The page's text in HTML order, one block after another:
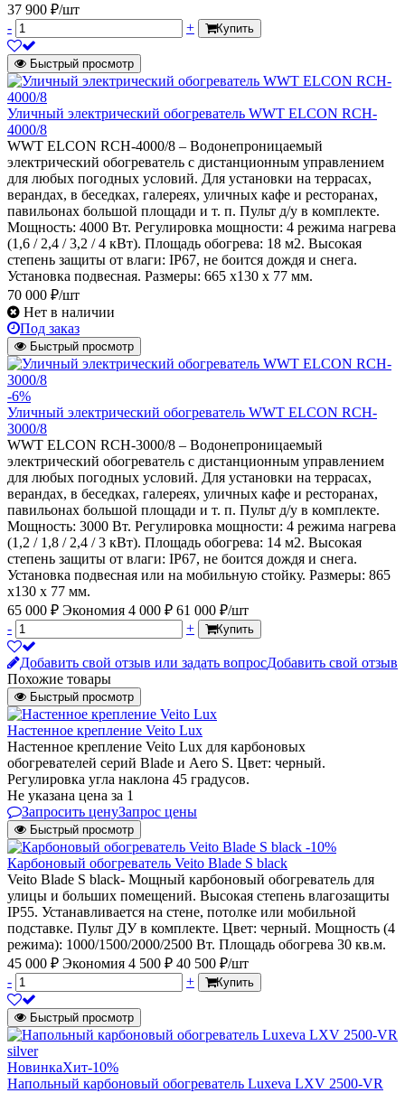
37 900 ₽/шт
-
+ Купить
Быстрый просмотр
Уличный электрический обогреватель WWT ELCON RCH-
4000/8
WWT ELCON RCH-4000/8 – Водонепроницаемый
электрический обогреватель с дистанционным управлением
для любых погодных условий. Для установки на террасах,
верандах, в беседках, галереях, уличных кафе и ресторанах,
павильонах большой площади и т. п. Пульт д/у в комплекте.
Мощность: 4000 Вт. Регулировка мощности: 4 режима нагрева
(1,6 / 2,4 / 3,2 / 4 кВт). Площадь обогрева: 18 м2. Высокая
степень защиты от влаги: IP67, не боится дождя и снега.
Установка подвесная. Размеры: 665 x130 x 77 мм.
70 000 ₽/шт
Нет в наличии
Под заказ
Быстрый просмотр
-6%
Уличный электрический обогреватель WWT ELCON RCH-
3000/8
WWT ELCON RCH-3000/8 – Водонепроницаемый
электрический обогреватель с дистанционным управлением
для любых погодных условий. Для установки на террасах,
верандах, в беседках, галереях, уличных кафе и ресторанах,
павильонах большой площади и т. п. Пульт д/у в комплекте.
Мощность: 3000 Вт. Регулировка мощности: 4 режима нагрева
(1,2 / 1,8 / 2,4 / 3 кВт). Площадь обогрева: 14 м2. Высокая
степень защиты от влаги: IP67, не боится дождя и снега.
Установка подвесная или на мобильную стойку. Размеры: 865
x130 x 77 мм.
65 000 ₽ Экономия 4 000 ₽ 61 000 ₽/шт
-
+ Купить
Добавить свой отзыв или задать вопросДобавить свой отзыв
Похожие товары
Быстрый просмотр
Настенное крепление Veito Lux
Настенное крепление Veito Lux для карбоновых
обогревателей серий Blade и Aero S. Цвет: черный.
Регулировка угла наклона 45 градусов.
Не указана цена за 1
Запросить ценуЗапрос цены
Быстрый просмотр
-10%
Карбоновый обогреватель Veito Blade S black
Veito Blade S black- Мощный карбоновый обогреватель для
улицы и больших помещений. Высокая степень влагозащиты
IP55. Устанавливается на стене, потолке или мобильной
подставке. Пульт ДУ в комплекте. Цвет: черный. Мощность (4
режима): 1000/1500/2000/2500 Вт. Площадь обогрева 30 кв.м.
45 000 ₽ Экономия 4 500 ₽ 40 500 ₽/шт
-
+ Купить
Быстрый просмотр
НовинкаХит-10%
Напольный карбоновый обогреватель Luxeva LXV 2500-VR